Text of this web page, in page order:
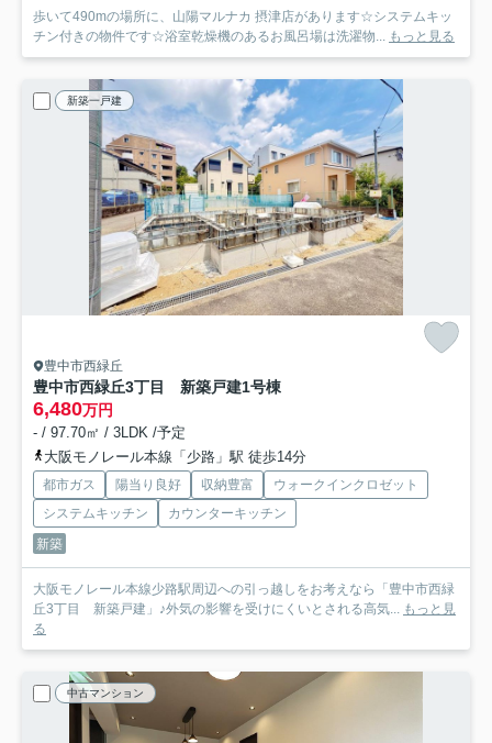
歩いて490mの場所に、山陽マルナカ 摂津店があります☆システムキッ
チン付きの物件です☆浴室乾燥機のあるお風呂場は洗濯物... もっと見る
新築一戸建
豊中市西緑丘
豊中市西緑丘3丁目 新築戸建1号棟
6,480万円
- / 97.70㎡ / 3LDK /予定
大阪モノレール本線「少路」駅 徒歩14分
都市ガス 陽当り良好 収納豊富
ウォークインクロゼット
システムキッチン
カウンターキッチン
新築
大阪モノレール本線少路駅周辺への引っ越しをお考えなら「豊中市西緑
丘3丁目 新築戸建」♪外気の影響を受けにくいとされる高気... もっと見
る
中古マンション